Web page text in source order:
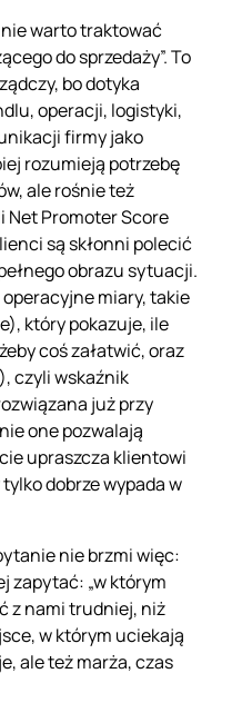
warto traktować
do sprzedaży”. To
bo dotyka
operacji, logistyki,
firmy jako
rozumieją potrzebę
ale rośnie też
Net Promoter Score
są skłonni polecić
obrazu sytuacji.
miary, takie
który pokazuje, ile
coś załatwić, oraz
czyli wskaźnik
już przy
one pozwalają
upraszcza klientowi
dobrze wypada w
nie brzmi więc:
zapytać: „w którym
z nami trudniej, niż
w którym uciekają
ale też marża, czas